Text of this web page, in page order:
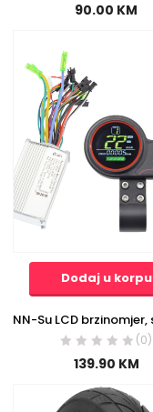
90.00 KM
Dodaj u korpu
(0)
139.90 KM